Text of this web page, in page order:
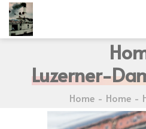
Luzerner-
Home Home